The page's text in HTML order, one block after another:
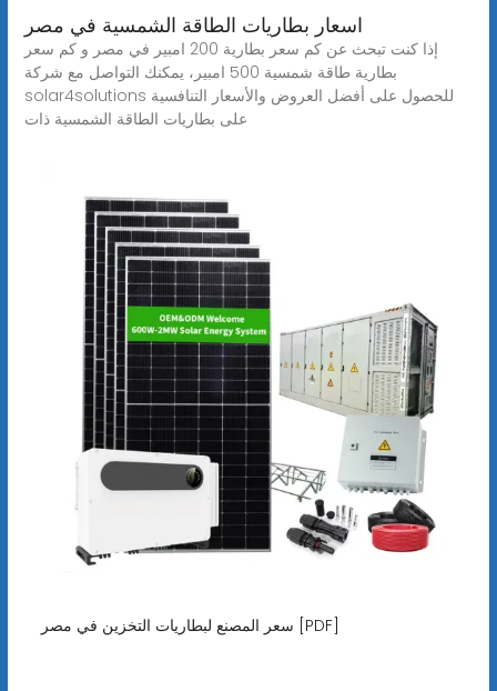
اسعار بطاريات الطاقة الشمسية في مصر
إذا كنت تبحث عن كم سعر بطارية 200 امبير في مصر و كم سعر
بطارية طاقة شمسية 500 امبير، يمكنك التواصل مع شركة
solar4solutions للحصول على أفضل العروض والأسعار التنافسية
على بطاريات الطاقة الشمسية ذات
سعر المصنع لبطاريات التخزين في مصر [PDF]